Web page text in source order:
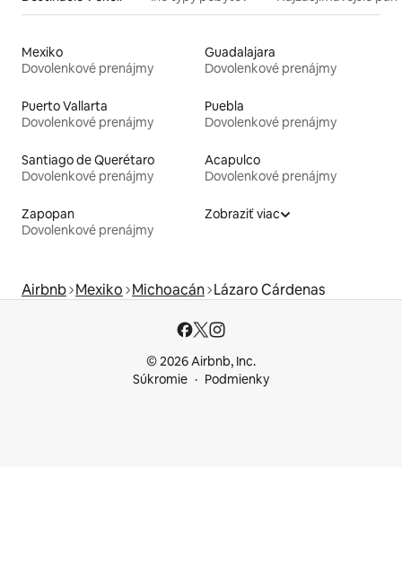
Mexiko
Dovolenkové prenájmy
Guadalajara
Dovolenkové prenájmy
Puerto Vallarta
Dovolenkové prenájmy
Puebla
Dovolenkové prenájmy
Santiago de Querétaro
Dovolenkové prenájmy
Acapulco
Dovolenkové prenájmy
Zapopan
Dovolenkové prenájmy
Zobraziť viac
Airbnb Mexiko Michoacán Lázaro Cárdenas
© 2026 Airbnb, Inc.
Súkromie
Podmienky